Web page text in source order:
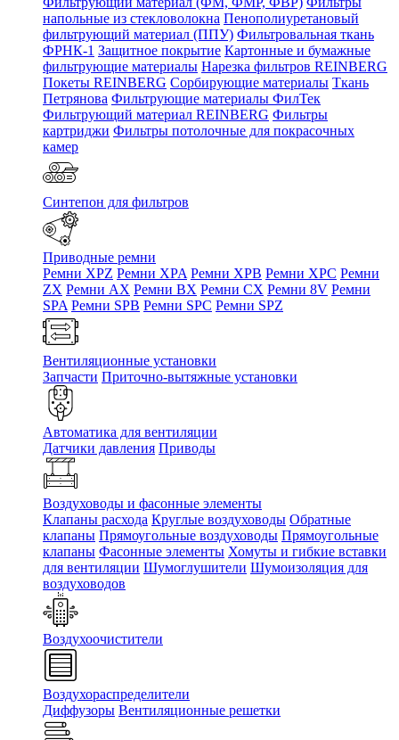
напольные из стекловолокна Пенополиуретановый
фильтрующий материал (ППУ) Фильтровальная ткань
ФРНК-1 Защитное покрытие Картонные и бумажные
фильтрующие материалы Нарезка фильтров REINBERG
Покеты REINBERG Сорбирующие материалы Ткань
Петрянова Фильтрующие материалы ФилТек
Фильтрующий материал REINBERG Фильтры
картриджи Фильтры потолочные для покрасочных
камер
Синтепон для фильтров
Приводные ремни
Ремни XPZ Ремни XPA Ремни XPB Ремни XPC Ремни
ZX Ремни AX Ремни BX Ремни CX Ремни 8V Ремни
SPA Ремни SPB Ремни SPC Ремни SPZ
Вентиляционные установки
Запчасти Приточно-вытяжные установки
Автоматика для вентиляции
Датчики давления Приводы
Воздуховоды и фасонные элементы
Клапаны расхода Круглые воздуховоды Обратные
клапаны Прямоугольные воздуховоды Прямоугольные
клапаны Фасонные элементы Хомуты и гибкие вставки
для вентиляции Шумоглушители Шумоизоляция для
воздуховодов
Воздухоочистители
Воздухораспределители
Диффузоры Вентиляционные решетки